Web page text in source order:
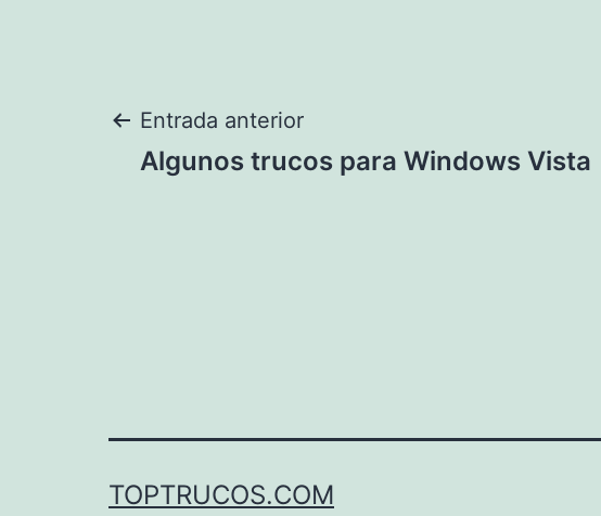
Navegación
Entrada anterior
Algunos trucos para Windows Vista
TOPTRUCOS.COM